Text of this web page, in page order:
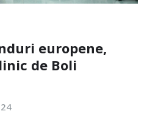
europene,
de Boli